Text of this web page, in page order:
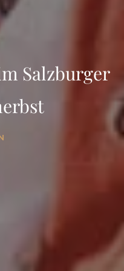
Salzburger